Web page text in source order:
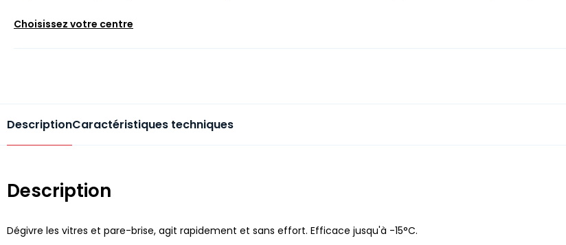
Choisissez votre centre
DescriptionCaractéristiques techniques
Description
Dégivre les vitres et pare-brise, agit rapidement et sans effort. Efficace jusqu'à -15°C.